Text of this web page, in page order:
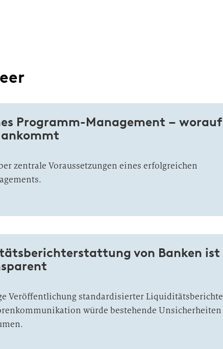
Programm-Management – worauf
ankommt
zentrale Voraussetzungen eines erfolgreichen
von Banken ist
Veröffentlichung standardisierter Liquiditätsberichte
würde bestehende Unsicherheiten